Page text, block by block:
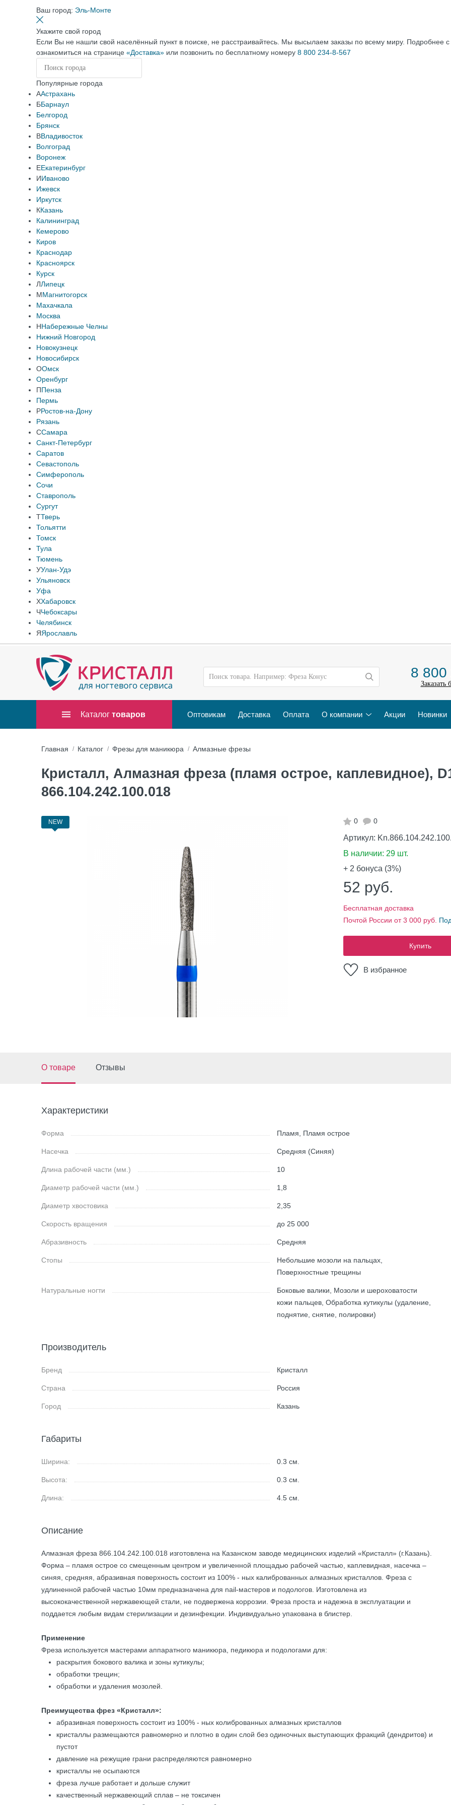
Ваш город: Эль-Монте
Укажите свой город
Если Вы не нашли свой населённый пункт в поиске, не расстраивайтесь. Мы высылаем заказы по всему миру. Подробнее
ознакомиться на странице «Доставка» или позвонить по бесплатному номеру 8 800 234-8-567
Популярные города
ААстрахань
ББарнаул
Белгород
Брянск
ВВладивосток
Волгоград
Воронеж
ЕЕкатеринбург
ИИваново
Ижевск
Иркутск
ККазань
Калининград
Кемерово
Киров
Краснодар
Красноярск
Курск
ЛЛипецк
ММагнитогорск
Махачкала
Москва
ННабережные Челны
Нижний Новгород
Новокузнецк
Новосибирск
ООмск
Оренбург
ППенза
Пермь
РРостов-на-Дону
Рязань
ССамара
Санкт-Петербург
Саратов
Севастополь
Симферополь
Сочи
Ставрополь
Сургут
ТТверь
Тольятти
Томск
Тула
Тюмень
УУлан-Удэ
Ульяновск
Уфа
ХХабаровск
ЧЧебоксары
Челябинск
ЯЯрославль
8 800
Заказать
Каталог товаров Оптовикам Доставка Оплата О компании Акции Новинки
Главная Каталог Фрезы для маникюра Алмазные фрезы
Кристалл, Алмазная фреза (пламя острое, каплевидное),
866.104.242.100.018
NEW 0 0
Артикул:
В наличии: 29 шт.
+ 2 бонуса (3%)
52 руб.
Бесплатная доставка
Почтой России от 3 000 руб.
Купить
В избранное
О товаре Отзывы
Характеристики
Форма Пламя, Пламя острое
Насечка Средняя (Синяя)
Длина рабочей части (мм.) 10
Диаметр рабочей части (мм.) 1,8
Диаметр хвостовика 2,35
Скорость вращения до 25 000
Абразивность Средняя
Стопы
Небольшие мозоли на пальцах,
Поверхностные трещины
Натуральные ногти
Боковые валики, Мозоли и шероховатости
кожи пальцев, Обработка кутикулы (удаление,
поднятие, снятие, полировки)
Производитель
Бренд Кристалл
Страна Россия
Город Казань
Габариты
Ширина: 0.3 см.
Высота: 0.3 см.
Длина: 4.5 см.
Описание
Алмазная фреза 866.104.242.100.018 изготовлена на Казанском заводе медицинских изделий «Кристалл» (г.Казань).
Форма – пламя острое со смещенным центром и увеличенной площадью рабочей частью, каплевидная, насечка –
синяя, средняя, абразивная поверхность состоит из 100% - ных калиброванных алмазных кристаллов. Фреза с
удлиненной рабочей частью 10мм предназначена для nail-мастеров и подологов. Изготовлена из
высококачественной нержавеющей стали, не подвержена коррозии. Фреза проста и надежна в эксплуатации и
поддается любым видам стерилизации и дезинфекции. Индивидуально упакована в блистер.
Применение
Фреза используется мастерами аппаратного маникюра, педикюра и подологами для:
раскрытия бокового валика и зоны кутикулы;
обработки трещин;
обработки и удаления мозолей.
Преимущества фрез «Кристалл»:
абразивная поверхность состоит из 100% - ных колиброванных алмазных кристаллов
кристаллы размещаются равномерно и плотно в один слой без одиночных выступающих фракций (дендритов) и
пустот
давление на режущие грани распределяются равномерно
кристаллы не осыпаются
фреза лучше работает и дольше служит
качественный нержавеющий сплав – не токсичен